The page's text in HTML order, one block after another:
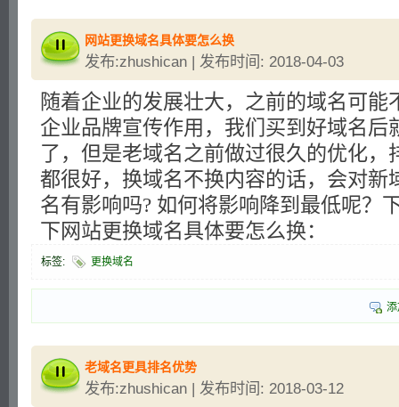
网站更换域名具体要怎么换
发布:zhushican | 发布时间: 2018-04-03
随着企业的发展壮大，之前的域名可能
企业品牌宣传作用，我们买到好域名后
了，但是老域名之前做过很久的优化，
都很好，换域名不换内容的话，会对新
名有影响吗? 如何将影响降到最低呢？
下网站更换域名具体要怎么换：
标签: 更换域名
老域名更具排名优势
发布:zhushican | 发布时间: 2018-03-12